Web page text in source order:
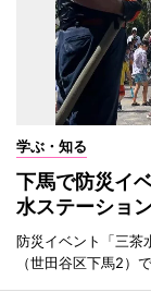
学ぶ・知る
下馬で防災イ
水ステーショ
防災イベント「三茶
（世田谷区下馬2）